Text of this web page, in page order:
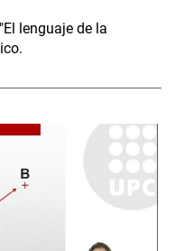
lenguaje de la